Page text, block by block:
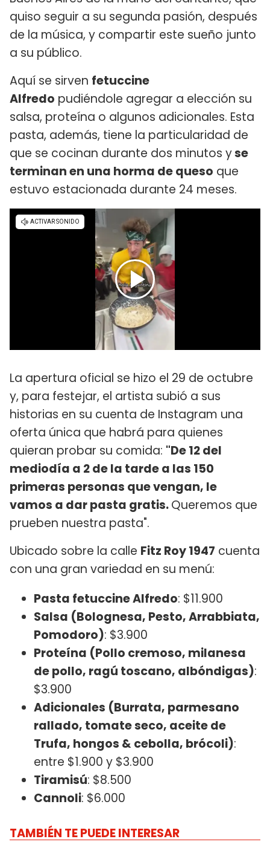
quiso seguir a su segunda pasión, después
de la música, y compartir este sueño junto
a su público.
Aquí se sirven fetuccine
Alfredo pudiéndole agregar a elección su
salsa, proteína o algunos adicionales. Esta
pasta, además, tiene la particularidad de
que se cocinan durante dos minutos yse
terminan en una horma de queso que
estuvo estacionada durante 24 meses.
La apertura oficial se hizo el 29 de octubre
y, para festejar, el artista subió a sus
historias en su cuenta de Instagram una
oferta única que habrá para quienes
quieran probar su comida: "De 12 del
mediodía a 2 de la tarde a las 150
primeras personas que vengan, le
vamos a dar pasta gratis.Queremos que
prueben nuestra pasta".
Ubicado sobre la calle Fitz Roy 1947 cuenta
con una gran variedad en su menú:
Pasta fetuccine Alfredo: $11.900
Salsa (Bolognesa, Pesto, Arrabbiata,
Pomodoro): $3.900
Proteína (Pollo cremoso, milanesa
de pollo, ragú toscano, albóndigas):
$3.900
Adicionales (Burrata, parmesano
rallado, tomate seco, aceite de
Trufa, hongos & cebolla, brócoli):
entre $1.900 y $3.900
Tiramisú: $8.500
Cannoli: $6.000
TAMBIÉN TE PUEDE INTERESAR